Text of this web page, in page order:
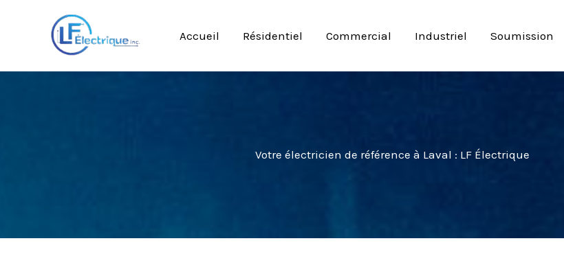
Accueil Résidentiel Commercial Industriel Soumission
Votre électricien de référence à Laval : LF Électrique